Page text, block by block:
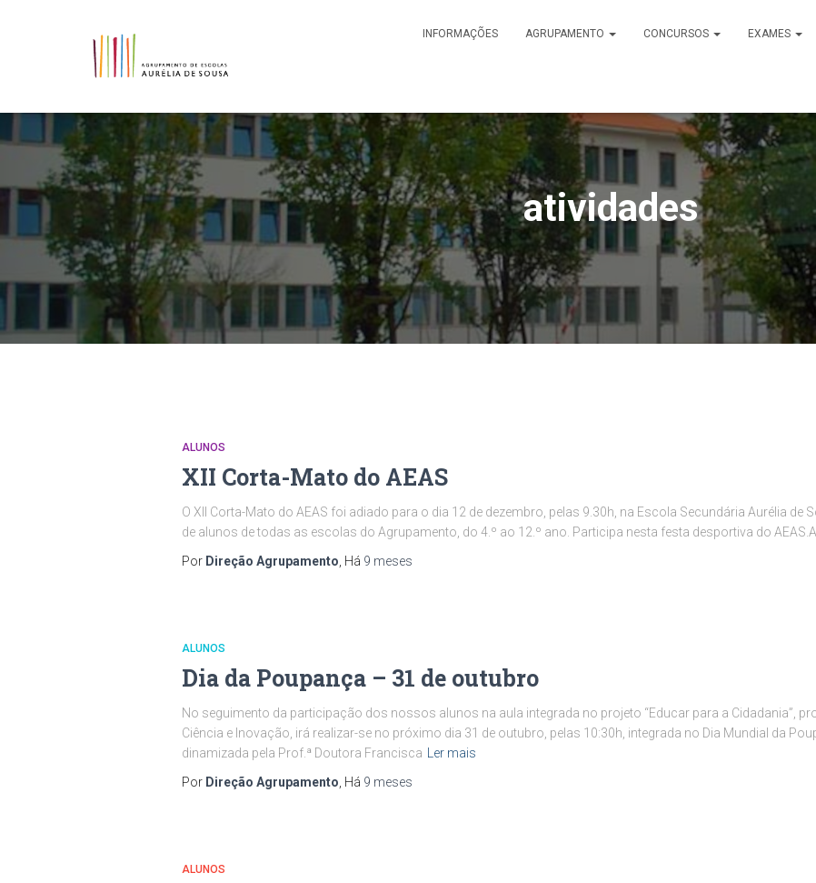
INFORMAÇÕES AGRUPAMENTO CONCURSOS EXAMES
atividades
ALUNOS
XII Corta-Mato do AEAS
O XII Corta-Mato do AEAS foi adiado para o dia 12 de dezembro, pelas 9.30h, na Escola Secundária Aurélia
de alunos de todas as escolas do Agrupamento, do 4.º ao 12.º ano. Participa nesta festa desportiva do
Por Direção Agrupamento , Há 9 meses
ALUNOS
Dia da Poupança – 31 de outubro
No seguimento da participação dos nossos alunos na aula integrada no projeto “Educar para a Cidadania”,
Ciência e Inovação, irá realizar-se no próximo dia 31 de outubro, pelas 10:30h, integrada no Dia Mundial da
dinamizada pela Prof.ª Doutora Francisca
Ler mais
Por Direção Agrupamento , Há 9 meses
ALUNOS